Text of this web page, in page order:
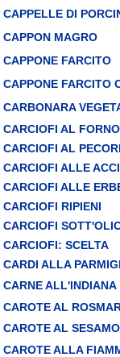
CAPPELLE DI
CAPPON MAGRO
CAPPONE FARCITO
CAPPONE FARCITO
CARBONARA
CARCIOFI AL FORNO
CARCIOFI AL
CARCIOFI ALLE
CARCIOFI ALLE
CARCIOFI RIPIENI
CARCIOFI
CARCIOFI: SCELTA
CARDI ALLA
CARNE ALL'INDIANA
CAROTE AL
CAROTE AL SESAMO
CAROTE ALLA